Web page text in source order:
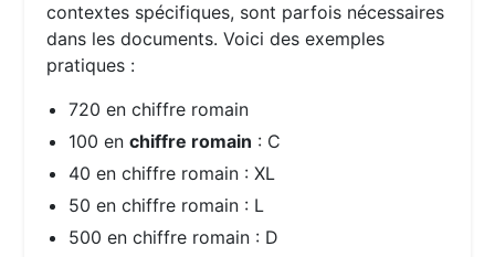
contextes spécifiques, sont parfois nécessaires
dans les documents. Voici des exemples
pratiques :
720 en chiffre romain
100 enchiffre romain : C
40 en chiffre romain : XL
50 en chiffre romain : L
500 en chiffre romain : D